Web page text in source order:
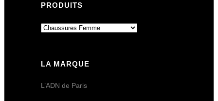
PRODUITS
LA MARQUE
L’ADN de Paris